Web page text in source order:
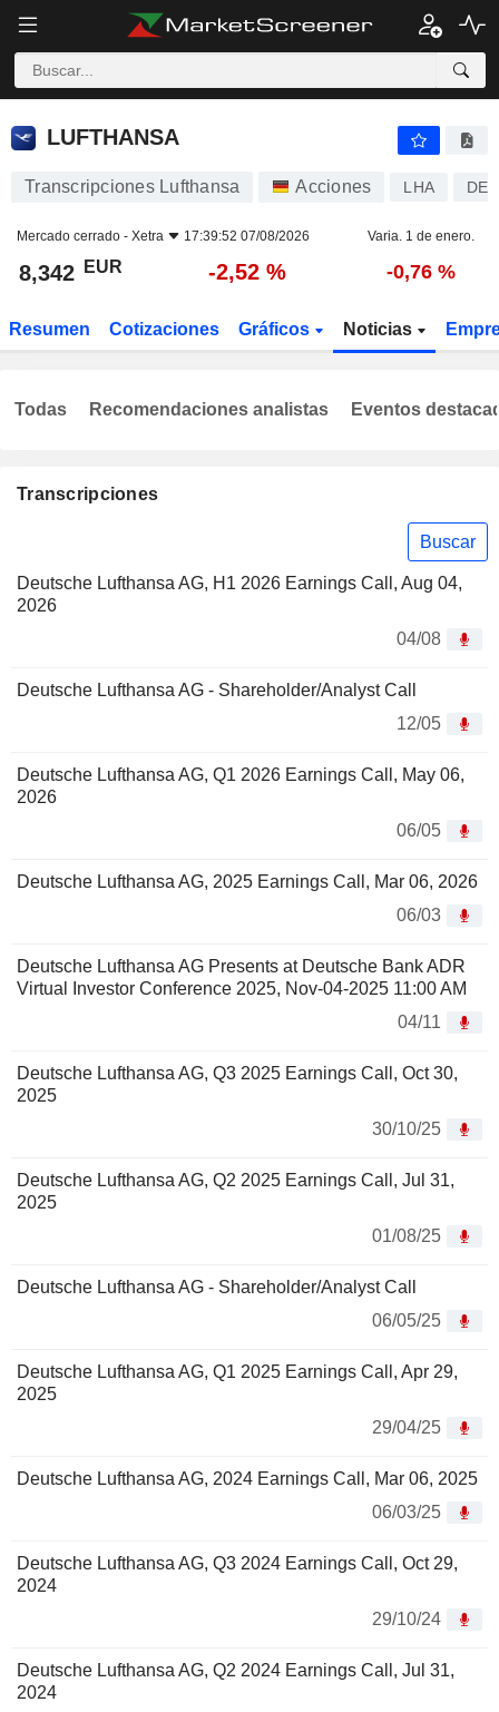
LUFTHANSA
LUFTHANSA
Transcripciones Lufthansa Acciones LHA
Mercado cerrado - Xetra 17:39:52 07/08/2026 Varia. 1 de enero.
8,342 EUR -2,52 % -0,76 %
Resumen Cotizaciones Gráficos Noticias
Transcripciones
Buscar
Deutsche Lufthansa AG, H1 2026 Earnings Call, Aug 04,
2026
04/08
Deutsche Lufthansa AG - Shareholder/Analyst Call
12/05
Deutsche Lufthansa AG, Q1 2026 Earnings Call, May 06,
2026
06/05
Deutsche Lufthansa AG, 2025 Earnings Call, Mar 06, 2026
06/03
Deutsche Lufthansa AG Presents at Deutsche Bank ADR
Virtual Investor Conference 2025, Nov-04-2025 11:00 AM
04/11
Deutsche Lufthansa AG, Q3 2025 Earnings Call, Oct 30,
2025
30/10/25
Deutsche Lufthansa AG, Q2 2025 Earnings Call, Jul 31,
2025
01/08/25
Deutsche Lufthansa AG - Shareholder/Analyst Call
06/05/25
Deutsche Lufthansa AG, Q1 2025 Earnings Call, Apr 29,
2025
29/04/25
Deutsche Lufthansa AG, 2024 Earnings Call, Mar 06, 2025
06/03/25
Deutsche Lufthansa AG, Q3 2024 Earnings Call, Oct 29,
2024
29/10/24
Deutsche Lufthansa AG, Q2 2024 Earnings Call, Jul 31,
2024
Todas Recomendaciones analistas Eventos